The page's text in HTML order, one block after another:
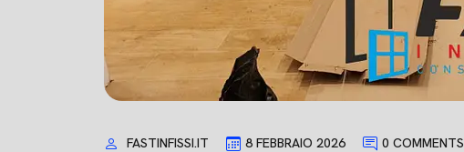
FASTINFISSI.IT 8 FEBBRAIO 2026 0 COMMENTS